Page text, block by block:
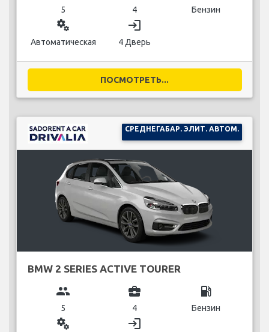
5 4 Бензин
miscellaneous_services
Автоматическая
login
4 Дверь
ПОСМОТРЕТЬ...
СРЕДНЕГАБАР. ЭЛИТ. АВТОМ.
BMW 2 SERIES ACTIVE TOURER
group
5
business_center
4
local_gas_station
Бензин
miscellaneous_services login